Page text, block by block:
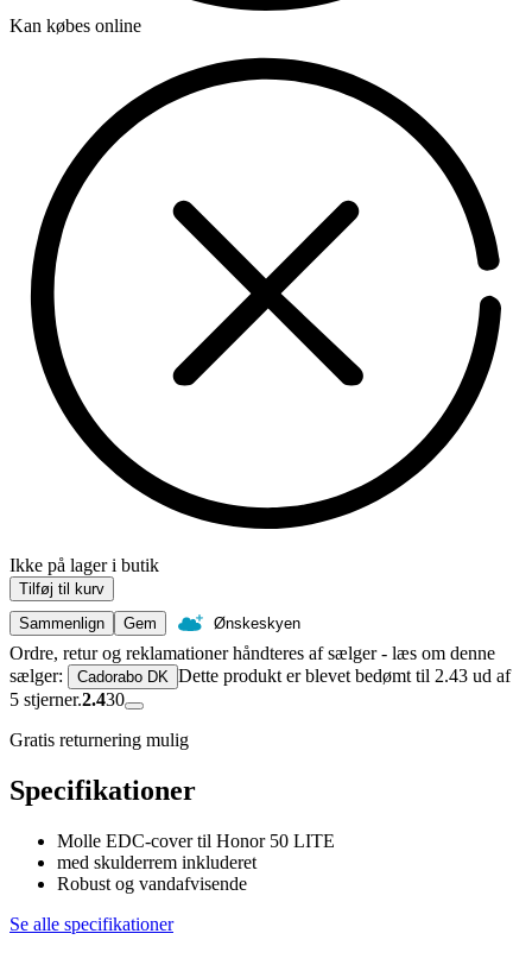
Kan købes online
Ikke på lager i butik
Tilføj til kurv
Sammenlign
Gem Ønskeskyen
Ordre, retur og reklamationer håndteres af sælger - læs om denne
sælger:
Cadorabo DK Dette produkt er blevet bedømt til 2.43 ud af
5 stjerner.2.430
Gratis returnering mulig
Specifikationer
Molle EDC-cover til Honor 50 LITE
med skulderrem inkluderet
Robust og vandafvisende
Se alle specifikationer